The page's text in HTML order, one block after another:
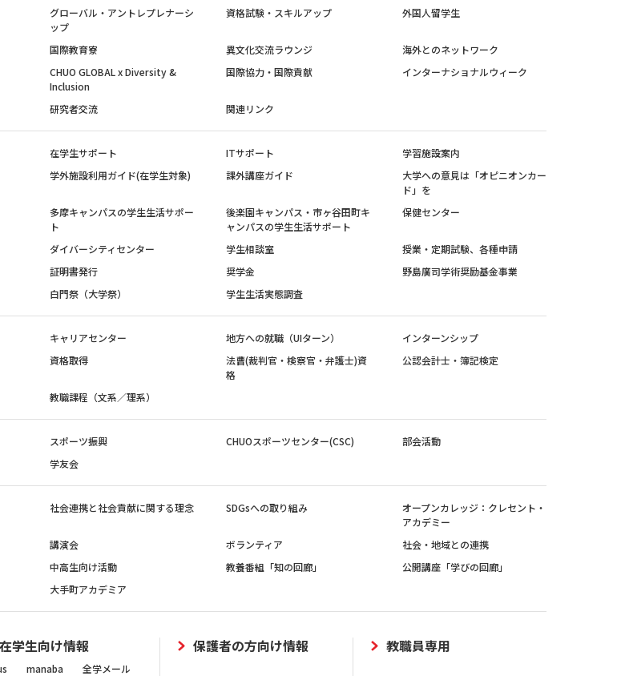
グローバル・アントレプレナーシ
ップ
資格試験・スキルアップ 外国人留学生
国際教育寮 異文化交流ラウンジ
海外とのネットワーク
CHUO GLOBAL x Diversity &
Inclusion
国際協力・国際貢献 インターナショナルウィーク
研究者交流 関連リンク
在学生サポート ITサポート
学習施設案内
学外施設利用ガイド(在学生対象)
課外講座ガイド
大学への意見は「オピニオンカー
ド」を
多摩キャンパスの学生生活サポー
ト
後楽園キャンパス・市ヶ谷田町キ
ャンパスの学生生活サポート
保健センター
ダイバーシティセンター 学生相談室
授業・定期試験、各種申請
証明書発行
奨学金
野島廣司学術奨励基金事業
白門祭（大学祭）
学生生活実態調査
キャリアセンター 地方への就職（UIターン）
インターンシップ
資格取得
法曹(裁判官・検察官・弁護士)資
格
公認会計士・簿記検定
教職課程（文系／理系）
スポーツ振興 CHUOスポーツセンター(CSC)
部会活動
学友会
社会連携と社会貢献に関する理念 SDGsへの取り組み
オープンカレッジ：クレセント・
アカデミー
講演会
ボランティア
社会・地域との連携
中高生向け活動
教養番組「知の回廊」
公開講座「学びの回廊」
大手町アカデミア
在学生向け情報
manaba 全学メール
保護者の方向け情報 教職員専用